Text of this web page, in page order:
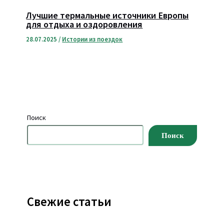
Лучшие термальные источники Европы
для отдыха и оздоровления
28.07.2025/ Истории из поездок
Поиск
Поиск
Свежие статьи